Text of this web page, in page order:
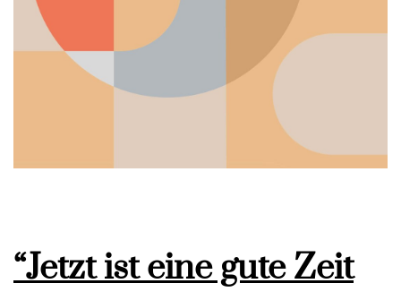
“Jetzt ist eine gute Zeit